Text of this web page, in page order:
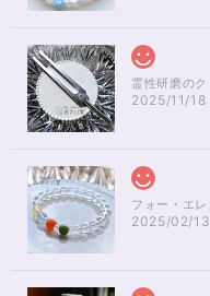
2025/11/18
2025/02/13